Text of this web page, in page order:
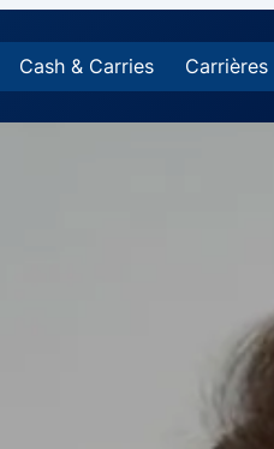
Cash & Carries Carrières